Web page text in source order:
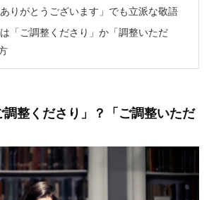
りがとうございます」でも立派な敬語
「ご調整くださり」か「調整いただ
整くださり」？「ご調整いただ